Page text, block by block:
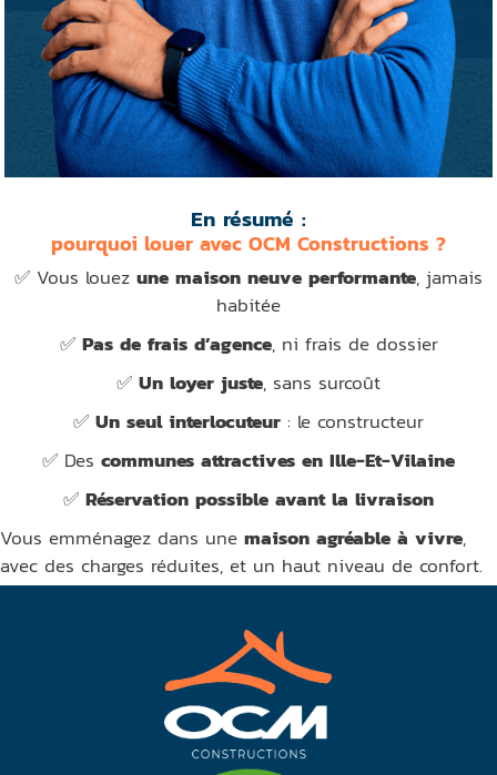
En résumé :
pourquoi louer avec OCM Constructions ?
✅ Vous louez une maison neuve performante, jamais
habitée
✅ Pas de frais d’agence, ni frais de dossier
✅ Un loyer juste, sans surcoût
✅ Un seul interlocuteur : le constructeur
✅ Des communes attractives en Ille-Et-Vilaine
✅ Réservation possible avant la livraison
Vous emménagez dans une maison agréable à vivre,
avec des charges réduites, et un haut niveau de confort.